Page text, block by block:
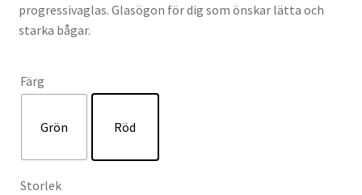
progressivaglas. Glasögon för dig som önskar lätta och
starka bågar.
Färg
Grön Röd
Storlek